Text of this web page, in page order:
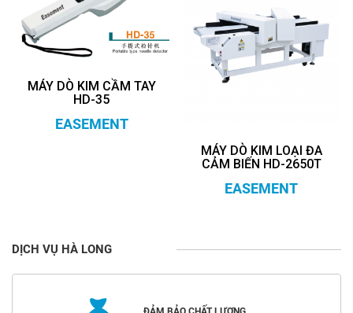
MÁY DÒ KIM CẦM TAY
HD-35
EASEMENT
MÁY DÒ KIM LOẠI ĐA
CẢM BIẾN HD-2650T
EASEMENT
DỊCH VỤ HÀ LONG